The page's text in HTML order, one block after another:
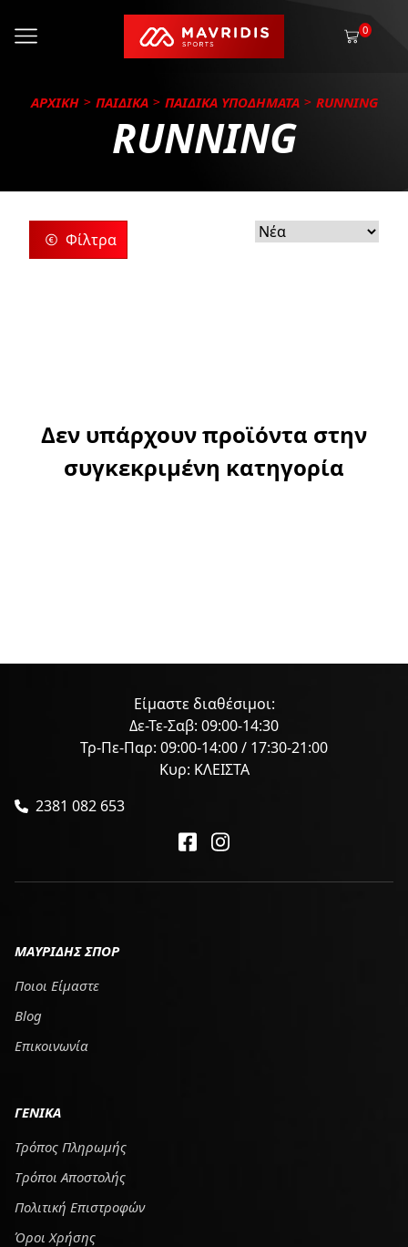
0
ΑΡΧΙΚΗ ΠΑΙΔΙΚΑ ΠΑΙΔΙΚΑ ΥΠΟΔΗΜΑΤΑ RUNNING
RUNNING
Φίλτρα
Δεν υπάρχουν προϊόντα στην
συγκεκριμένη κατηγορία
Είμαστε διαθέσιμοι:
Δε-Τε-Σαβ: 09:00-14:30
Τρ-Πε-Παρ: 09:00-14:00 / 17:30-21:00
Κυρ: ΚΛΕΙΣΤΑ
2381 082 653
ΜΑΥΡΙΔΗΣ ΣΠΟΡ
Ποιοι Είμαστε
Blog
Επικοινωνία
ΓΕΝΙΚΑ
Τρόπος Πληρωμής
Tρόποι Αποστολής
Πολιτική Επιστροφών
Όροι Χρήσης